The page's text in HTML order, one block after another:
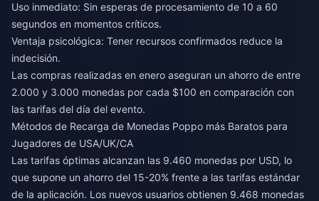
Uso inmediato: Sin esperas de procesamiento de 10 a 60
segundos en momentos críticos.
Ventaja psicológica: Tener recursos confirmados reduce la
indecisión.
Las compras realizadas en enero aseguran un ahorro de entre
2.000 y 3.000 monedas por cada $100 en comparación con
las tarifas del día del evento.
Métodos de Recarga de Monedas Poppo más Baratos para
Jugadores de USA/UK/CA
Las tarifas óptimas alcanzan las 9.460 monedas por USD, lo
que supone un ahorro del 15-20% frente a las tarifas estándar
de la aplicación. Los nuevos usuarios obtienen 9.468 monedas